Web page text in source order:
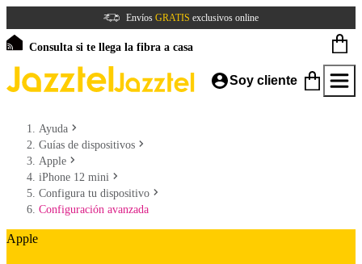
Envíos GRATIS exclusivos online
Consulta si te llega la fibra a casa
Soy cliente
Ayuda
Guías de dispositivos
Apple
iPhone 12 mini
Configura tu dispositivo
Configuración avanzada
Apple